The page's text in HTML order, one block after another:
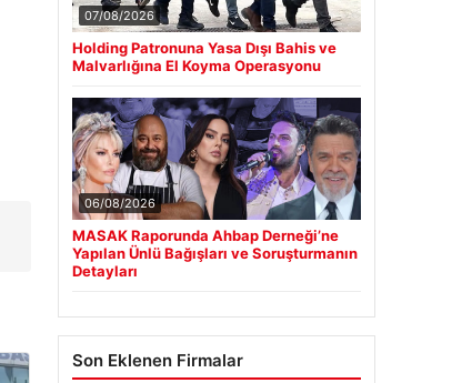
07/08/2026
Holding Patronuna Yasa Dışı Bahis ve
Malvarlığına El Koyma Operasyonu
06/08/2026
MASAK Raporunda Ahbap Derneği’ne
Yapılan Ünlü Bağışları ve Soruşturmanın
Detayları
Son Eklenen Firmalar